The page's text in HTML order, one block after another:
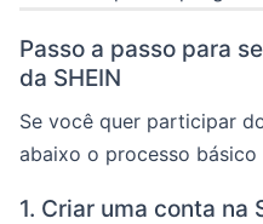
Passo a passo para
da SHEIN
Se você quer participar
abaixo o processo
1. Criar uma conta na